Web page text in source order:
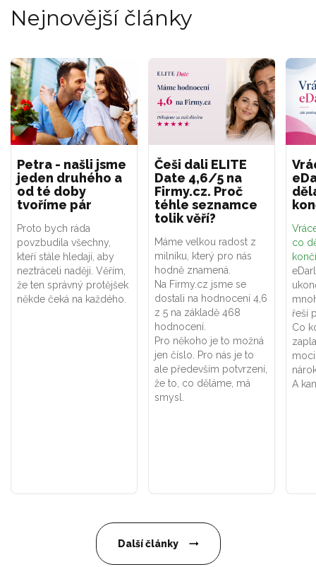
Nejnovější články
Petra - našli jsme
jeden druhého a
od té doby
tvoříme pár
Proto bych ráda
povzbudila všechny,
kteří stále hledají, aby
neztráceli naději. Věřím,
že ten správný protějšek
někde čeká na každého.
Češi dali ELITE
Date 4,6/5 na
Firmy.cz. Proč
téhle seznamce
tolik věří?
Máme velkou radost z
milníku, který pro nás
hodně znamená.
Na Firmy.cz jsme se
dostali na hodnocení 4,6
z 5 na základě 468
hodnocení.
Pro někoho je to možná
jen číslo. Pro nás je to
ale především potvrzení,
že to, co děláme, má
smysl.
co
řeší
Co
A
Další články